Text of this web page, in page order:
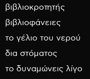
βιβλιοκροτητής
βιβλιοφάνειες
το γέλιο του νερού
δια στόματος
το δυναμώνεις λίγο